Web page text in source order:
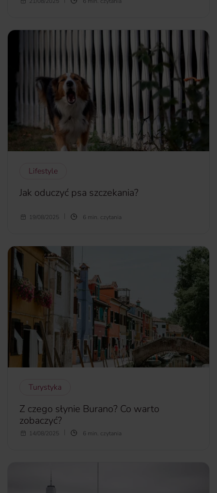
korzystanie z mediów, transportu czy innych usług
niezbędnych do utrzymania prawidłowego stanu
budynków i infrastruktury. Jednym z takich elementów jest
linia średniego napięcia. Co to jest? W jakiej odległości od
domu powinna się znajdować? Co mówią na ten temat
przepisy?
więcej...
Lifestyle
Jak oduczyć psa szczekania?
Szczekanie psa jest naturalnym zjawiskiem. Zwierzę w ten
zachowanie powinno niepokoić? Jak oduczyć psa
szczekania?więcej...
19/08/2025 6 min. czytania
Turystyka
Z czego słynie Burano? Co warto
zobaczyć?
Jeśli wybierasz się do Wenecji, ale chcesz choć przez chwilę
Co warto zobaczyć? Co jest lepsze Murano czy Burano?
14/08/2025 6 min. czytania